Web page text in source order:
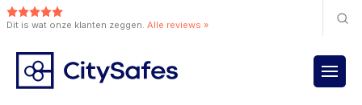
Dit is wat onze klanten zeggen. Alle reviews »